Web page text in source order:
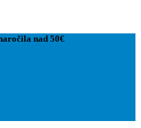
nad 50€